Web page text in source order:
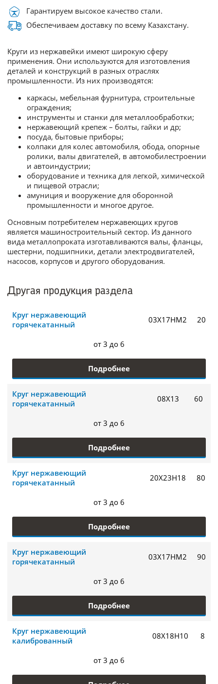
Гарантируем высокое качество стали.
Обеспечиваем доставку по всему Казахстану.
Круги из нержавейки имеют широкую сферу
применения. Они используются для изготовления
деталей и конструкций в разных отраслях
промышленности. Из них производятся:
каркасы, мебельная фурнитура, строительные
ограждения;
инструменты и станки для металлообработки;
нержавеющий крепеж – болты, гайки и др;
посуда, бытовые приборы;
колпаки для колес автомобиля, обода, опорные
ролики, валы двигателей, в автомобилестроении
и автоиндустрии;
оборудование и техника для легкой, химической
и пищевой отрасли;
амуниция и вооружение для оборонной
промышленности и многое другое.
Основным потребителем нержавеющих кругов
является машиностроительный сектор. Из данного
вида металлопроката изготавливаются валы, фланцы,
шестерни, подшипники, детали электродвигателей,
насосов, корпусов и другого оборудования.
Другая продукция раздела
Круг нержавеющий
горячекатанный
03Х17НМ2 20
от 3 до 6
Подробнее
Круг нержавеющий
горячекатанный
08Х13 60
от 3 до 6
Подробнее
Круг нержавеющий
горячекатанный
20Х23Н18 80
от 3 до 6
Подробнее
Круг нержавеющий
горячекатанный
03Х17НМ2 90
от 3 до 6
Подробнее
Круг нержавеющий
калиброванный
08Х18Н10 8
от 3 до 6